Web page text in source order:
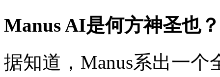
Manus AI是何方神圣也？
据知道，Manus系出一